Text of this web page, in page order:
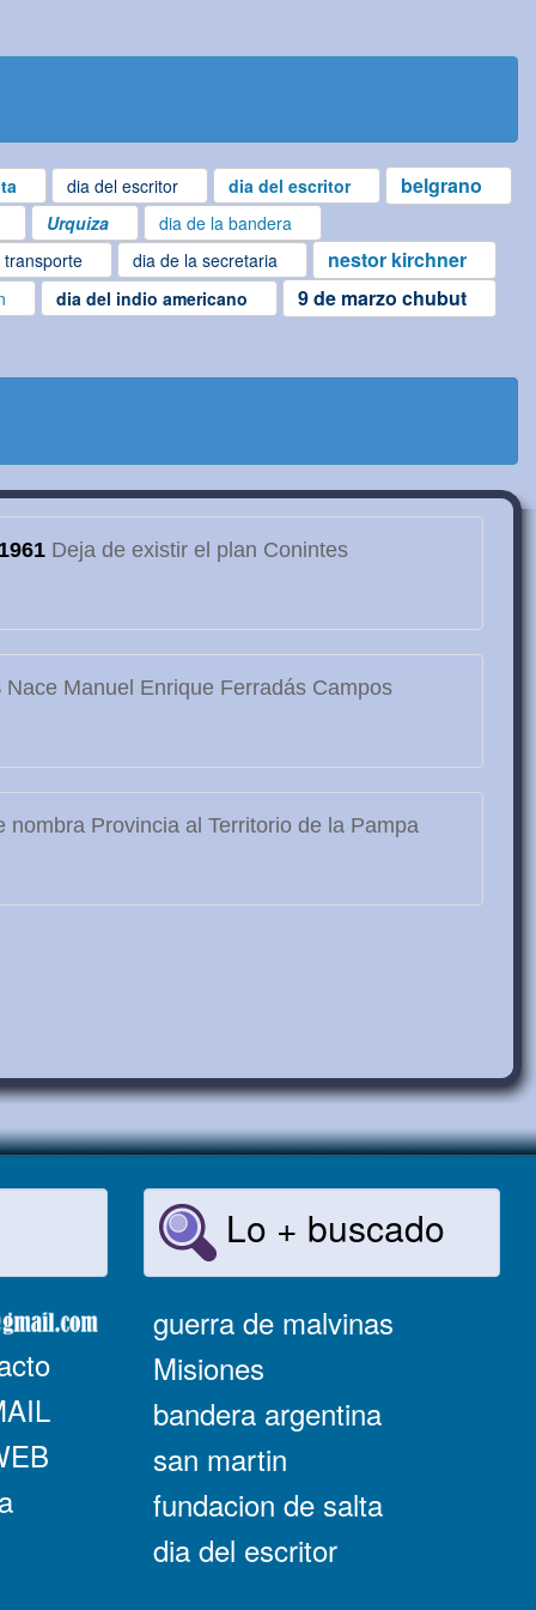
dia del escritor dia del escritor belgrano
Urquiza
dia de la bandera
transporte dia de la secretaria nestor kirchner
dia del indio americano 9 de marzo chubut
1961Deja de existir el plan Conintes
Nace Manuel Enrique Ferradás Campos
nombra Provincia al Territorio de la Pampa
Lo + buscado
guerra de malvinas
Misiones
bandera argentina
san martin
fundacion de salta
dia del escritor